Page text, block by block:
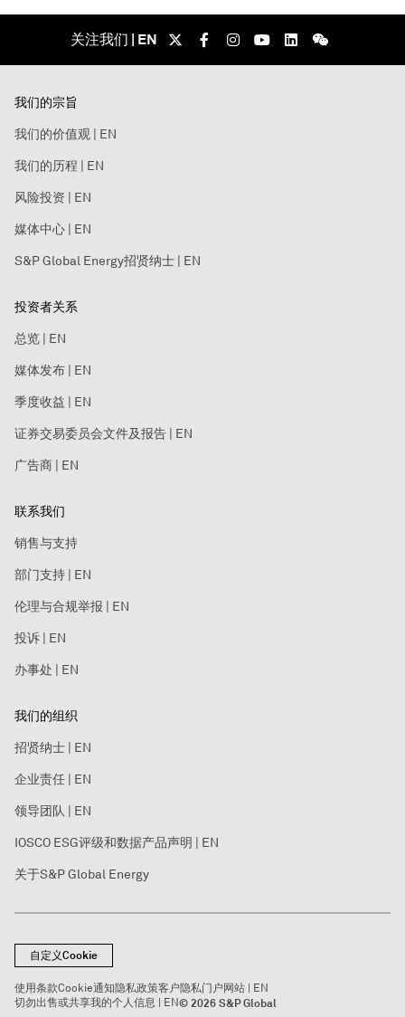
关注我们 | EN
我们的宗旨
我们的价值观 | EN
我们的历程 | EN
风险投资 | EN
媒体中心 | EN
S&P Global Energy招贤纳士 | EN
投资者关系
总览 | EN
媒体发布 | EN
季度收益 | EN
证券交易委员会文件及报告 | EN
广告商 | EN
联系我们
销售与支持
部门支持 | EN
伦理与合规举报 | EN
投诉 | EN
办事处 | EN
我们的组织
招贤纳士 | EN
企业责任 | EN
领导团队 | EN
IOSCO ESG评级和数据产品声明 | EN
关于S&P Global Energy
自定义Cookie
使用条款Cookie通知隐私政策客户隐私门户网站 | EN
切勿出售或共享我的个人信息 | EN© 2026 S&P Global